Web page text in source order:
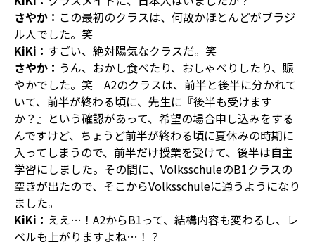
さやか： この最初のクラスは、何故かほとんどがブラジ
ル人でした。笑
KiKi： すごい、絶対陽気なクラスだ。笑
さやか： うん、おかし食べたり、おしゃべりしたり、賑
やかでした。笑 A2のクラスは、前半と後半に分かれて
いて、前半が終わる頃に、先生に『後半も受けます
か？』という確認があって、希望の場合申し込みをする
んですけど、ちょうど前半が終わる頃に夏休みの時期に
入ってしまうので、前半だけ授業を受けて、後半は自主
学習にしました。その間に、VolksschuleのB1クラスの
空きが出たので、そこからVolksschuleに通うようになり
ました。
KiKi： ええ…！A2からB1って、結構内容も変わるし、レ
ベルも上がりますよね…！？